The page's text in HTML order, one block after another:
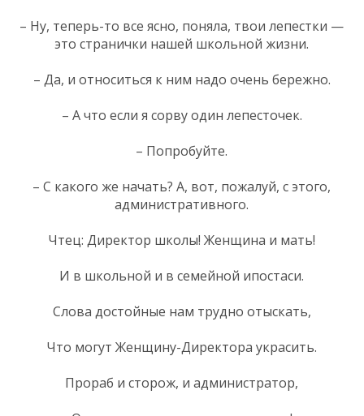
– Ну, теперь-то все ясно, поняла, твои лепестки —
это странички нашей школьной жизни.
– Да, и относиться к ним надо очень бережно.
– А что если я сорву один лепесточек.
– Попробуйте.
– С какого же начать? А, вот, пожалуй, с этого,
административного.
Чтец: Директор школы! Женщина и мать!
И в школьной и в семейной ипостаси.
Слова достойные нам трудно отыскать,
Что могут Женщину-Директора украсить.
Прораб и сторож, и администратор,